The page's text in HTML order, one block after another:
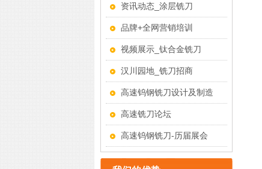
资讯动态_涂层铣刀
品牌+全网营销培训
视频展示_钛合金铣刀
汉川园地_铣刀招商
高速钨钢铣刀设计及制造
高速铣刀论坛
高速钨钢铣刀-历届展会